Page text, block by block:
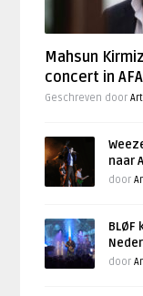
Mahsun
concert in
Geschreven door
naar
door
BLØF
door